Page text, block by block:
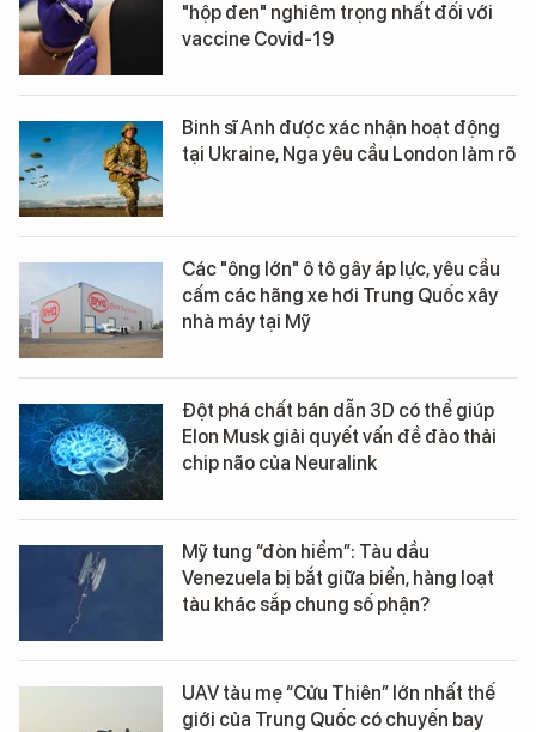
"hộp đen" nghiêm trọng nhất đối với
vaccine Covid-19
Binh sĩ Anh được xác nhận hoạt động
tại Ukraine, Nga yêu cầu London làm rõ
Các "ông lớn" ô tô gây áp lực, yêu cầu
cấm các hãng xe hơi Trung Quốc xây
nhà máy tại Mỹ
Đột phá chất bán dẫn 3D có thể giúp
Elon Musk giải quyết vấn đề đào thải
chip não của Neuralink
Mỹ tung “đòn hiểm”: Tàu dầu
Venezuela bị bắt giữa biển, hàng loạt
tàu khác sắp chung số phận?
UAV tàu mẹ “Cửu Thiên” lớn nhất thế
giới của Trung Quốc có chuyến bay